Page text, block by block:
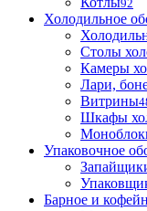
92
Холодильное
Столы
Камеры
Лари,
Витрины
Шкафы
Упаковочное
Барное и